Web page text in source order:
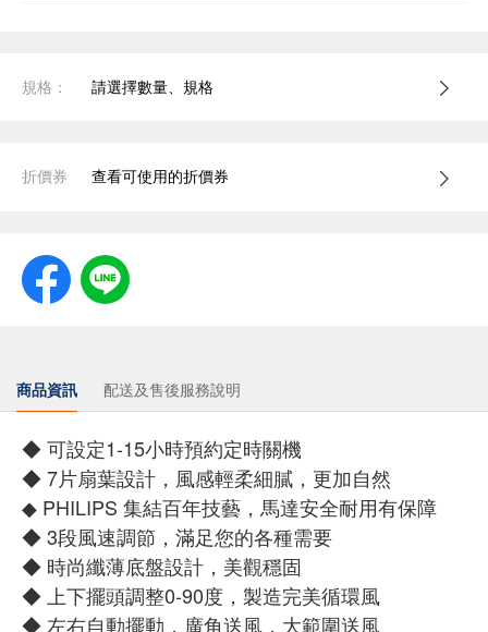
規格： 請選擇數量、規格
折價券 查看可使用的折價券
商品資訊 配送及售後服務說明
◆ 可設定1-15小時預約定時關機
◆ 7片扇葉設計，風感輕柔細膩，更加自然
◆ PHILIPS 集結百年技藝，馬達安全耐用有保障
◆ 3段風速調節，滿足您的各種需要
◆ 時尚纖薄底盤設計，美觀穩固
◆ 上下擺頭調整0-90度，製造完美循環風
◆ 左右自動擺動，廣角送風，大範圍送風